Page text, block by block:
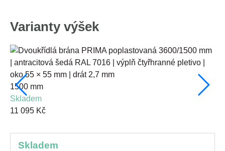
Varianty výšek
1500 mm
skladem
11 095 Kč
skladem